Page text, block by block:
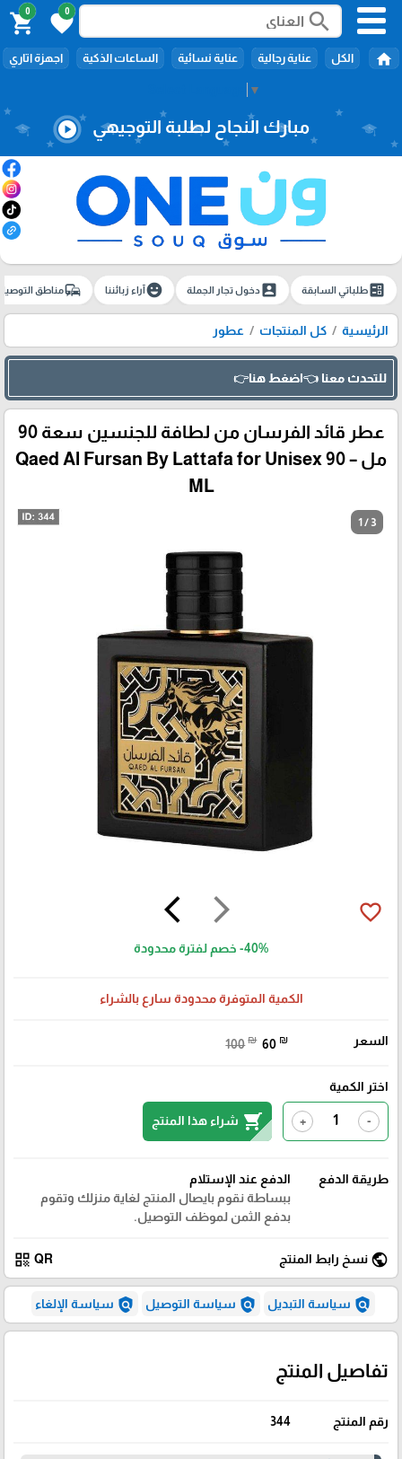
▼
search
0
favorite
0
shopping_cart
home الكل عناية رجالية عناية نسائية الساعات الذكية اجهزة اتاري
مبارك النجاح لطلبة التوجيهي play_circle
ballotطلباتي السابقة account_boxدخول تجار الجملة emoji_emotionsآراء زبائننا commuteمناطق
الرئيسية كل المنتجات عطور
للتحدث معنا 👈اضغط هنا👉
عطر قائد الفرسان من لطافة للجنسين سعة 90
مل – Qaed Al Fursan By Lattafa for Unisex 90
ML
1 / 3
arrow_forward_ios
arrow_back_ios favorite_border
-40% خصم لفترة محدودة
الكمية المتوفرة محدودة سارع بالشراء
السعر 100 ₪ 60 ₪
اختر الكمية
-
+
shopping_cart شراء هذا المنتج
طريقة الدفع
الدفع عند الإستلام
ببساطة نقوم بايصال المنتج لغاية منزلك وتقوم
بدفع الثمن لموظف التوصيل.
public نسخ رابط المنتج QR
qr_code
policy سياسة التبديل policy سياسة التوصيل policy سياسة الإلغاء
تفاصيل المنتج
رقم المنتج 344